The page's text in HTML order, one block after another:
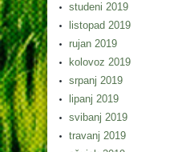
studeni 2019
listopad 2019
rujan 2019
kolovoz 2019
srpanj 2019
lipanj 2019
svibanj 2019
travanj 2019